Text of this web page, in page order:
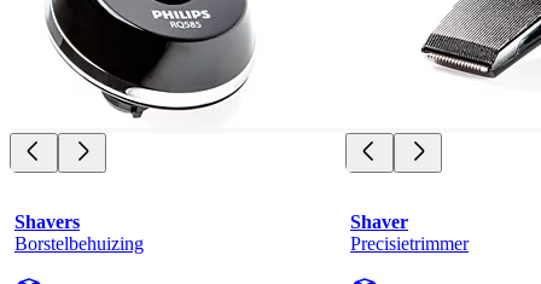
Shavers
Borstelbehuizing
Shaver
Precisietrimmer